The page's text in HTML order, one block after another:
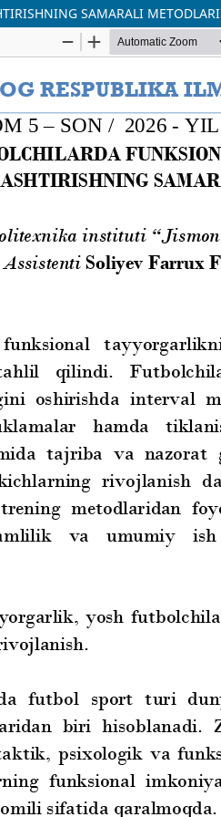
SAMARALI METODLARI